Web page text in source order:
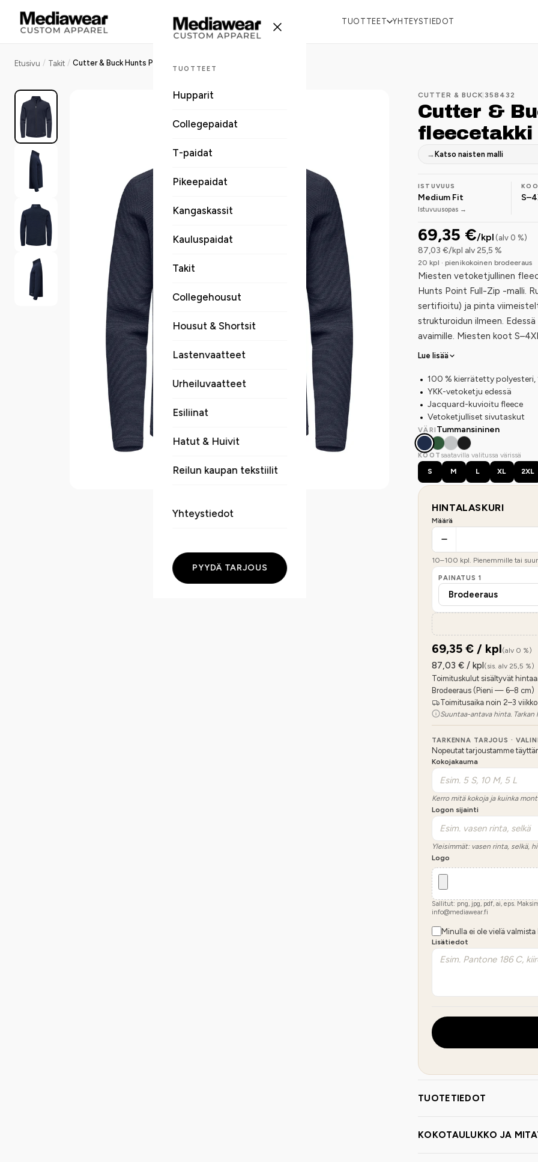
TUOTTEET YHTEYSTIEDOT
TUOTTEET
Hupparit
Collegepaidat
T-paidat
Pikeepaidat
Kangaskassit
Kauluspaidat
Takit
Collegehousut
Housut & Shortsit
Lastenvaatteet
Urheiluvaatteet
Esiliinat
Hatut & Huivit
Reilun kaupan tekstiilit
Yhteystiedot
PYYDÄ TARJOUS
Etusivu / Takit /
CUTTER & BUCK |358432
Cutter &
fleecetakki
→ Katso naisten malli
ISTUVUUS
Medium Fit
Istuvuusopas →
69,35 €/kpl (alv 0 %)
87,03 €/kpl alv 25,5 %
20 kpl · pienikokoinen brodeeraus
Miesten vetoketjullinen
Hunts Point Full-Zip -malli.
sertifioitu) ja pinta
strukturoidun ilmeen.
avaimille. Miesten koot
Lue lisää
100 % kierrätetty polyesteri,
YKK-vetoketju edessä
Jacquard-kuvioitu fleece
Vetoketjulliset sivutaskut
VÄRI Tummansininen
KOOT saatavilla valitussa värissä
S
M L XL 2XL
HINTALASKURI
Määrä
10–100 kpl. Pienemmille tai
PAINATUS 1
69,35 € / kpl(alv 0 %)
87,03 € / kpl(sis. alv 25,5 %)
Toimituskulut sisältyvät
Brodeeraus (Pieni — 6–8 cm)
Toimitusaika noin 2–3
Suuntaa-antava hinta.
TARKENNA TARJOUS ·
Nopeutat tarjoustamme
Kokojakauma
Kerro mitä kokoja ja kuinka
Logon sijainti
Yleisimmät: vasen rinta, selkä,
Logo
Sallitut: png, jpg, pdf, ai, eps.
info@mediawear.fi
Minulla ei ole vielä valmista
Lisätiedot
TUOTETIEDOT
KOKOTAULUKKO JA